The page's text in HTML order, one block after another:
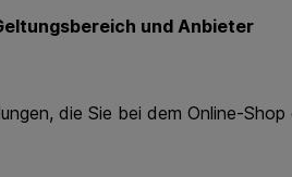
und Anbieter
die Sie bei dem Online-Shop